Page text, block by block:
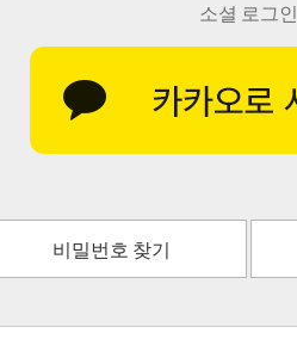
소셜 로그인
비밀번호 찾기